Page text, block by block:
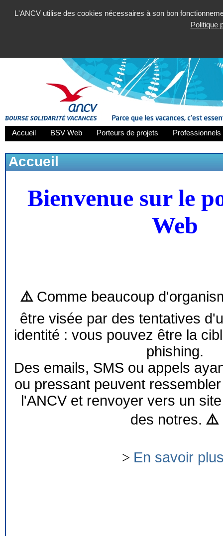
L'ANCV utilise des cookies nécessaires à son bon
Politique
Accueil BSV Web Porteurs de projets
Accueil
Bienvenue sur le
Web
⚠️ Comme beaucoup
être visée par des tentatives
identité : vous pouvez être la
phishing.
Des emails, SMS ou appels
ou pressant peuvent
l'ANCV et renvoyer vers un
des notres. ⚠️
> En savoir